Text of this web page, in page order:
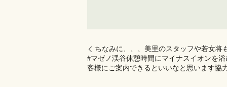
ちなみに、、、美里のスタッフや若女
#マゼノ渓谷休憩時間にマイナスイオンを
客様にご案内できるといいなと思います協